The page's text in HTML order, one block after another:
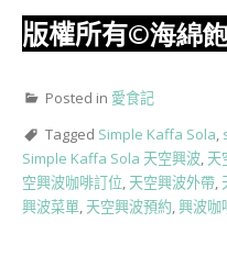
版權所有©海綿
Posted in 愛食記
Tagged Simple Kaffa Sola,
Simple Kaffa Sola 天空興波, 天
空興波咖啡訂位, 天空興波外帶,
興波菜單, 天空興波預約,興波咖